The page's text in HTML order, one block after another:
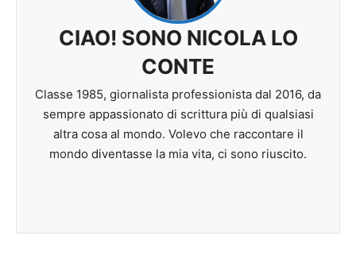
CIAO! SONO NICOLA LO
CONTE
Classe 1985, giornalista professionista dal 2016, da
sempre appassionato di scrittura più di qualsiasi
altra cosa al mondo. Volevo che raccontare il
mondo diventasse la mia vita, ci sono riuscito.